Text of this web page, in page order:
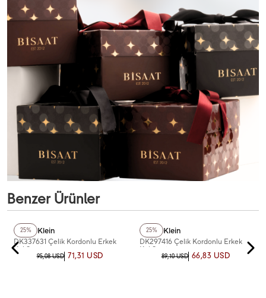
Benzer Ürünler
25%
Daniel Klein
DK337631 Çelik Kordonlu Erkek
Kol Saati
95,08 USD 71,31 USD
25%
Daniel Klein
DK297416 Çelik Kordonlu Erkek
Kol Saati
89,10 USD 66,83 USD